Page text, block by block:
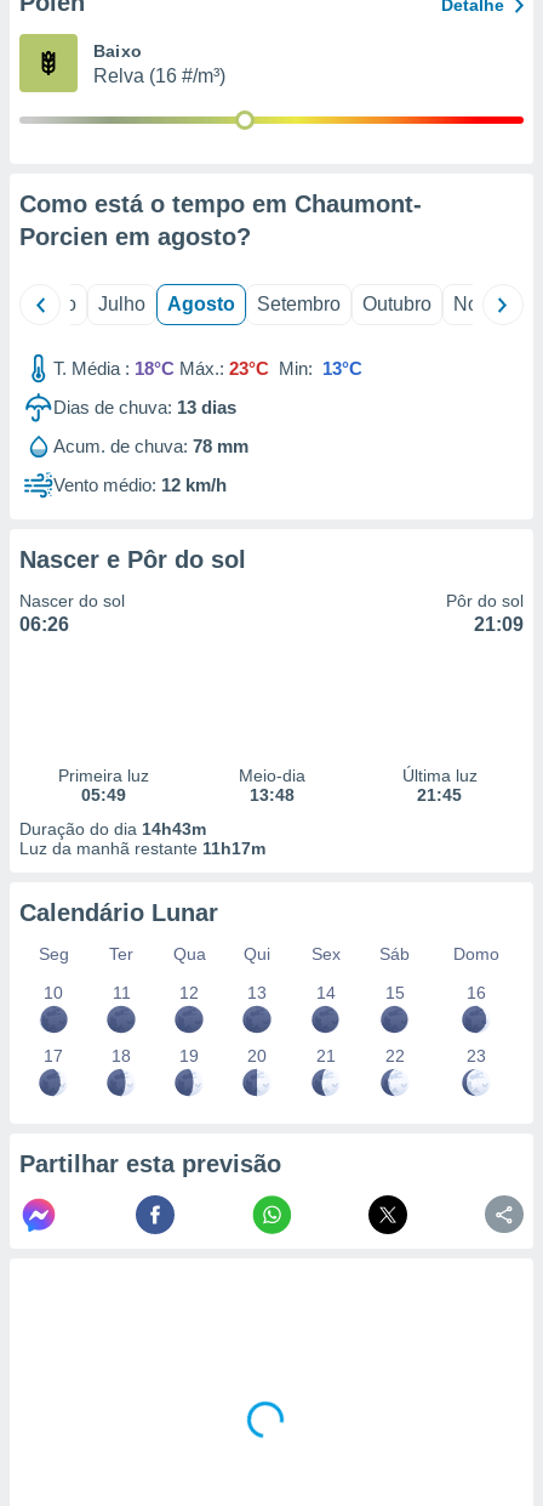
de
1199
Detalhe
Baixo
Relva (16 #/m³)
Como está o tempo em Chaumont-
Porcien em agosto?
Junho Julho Agosto Setembro Outubro Novembro
T. Média : 18°C Máx.: 23°C Min: 13°C
Dias de chuva: 13 dias
Acum. de chuva: 78 mm
Vento médio: 12 km/h
Nascer e Pôr do sol
Nascer do sol
06:26
Pôr do sol
21:09
Primeira luz
05:49
Meio-dia
13:48
Última luz
21:45
Duração do dia 14h43m
Luz da manhã restante 11h17m
Calendário Lunar
Seg Ter Qua Qui Sex Sáb
Domo
10
11 12 13 14 15 16
17 18 19 20 21 22 23
Partilhar esta previsão